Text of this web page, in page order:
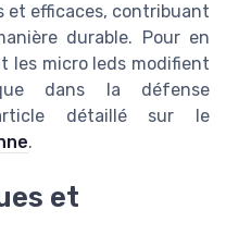
et efficaces, contribuant
durable. Pour en
les micro leds modifient
dans la défense
détaillé sur le
.
et